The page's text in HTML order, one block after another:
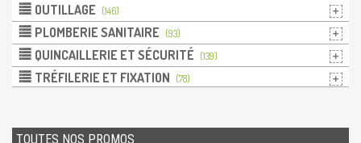
OUTILLAGE (146)
PLOMBERIE SANITAIRE (93)
QUINCAILLERIE ET SÉCURITÉ (139)
TRÉFILERIE ET FIXATION (78)
TOUTES NOS PROMOS